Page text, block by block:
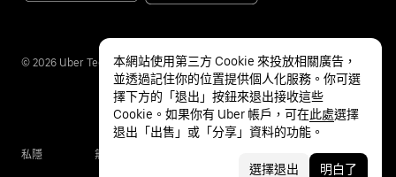
© 2026 Uber Technologies Inc.
私隱 無障礙服務
本網站使用第三方 Cookie 來投放相關廣告，
並透過記住你的位置提供個人化服務。你可選
擇下方的「退出」按鈕來退出接收這些
Cookie。如果你有 Uber 帳戶，可在此處選擇
退出「出售」或「分享」資料的功能。
選擇退出 明白了